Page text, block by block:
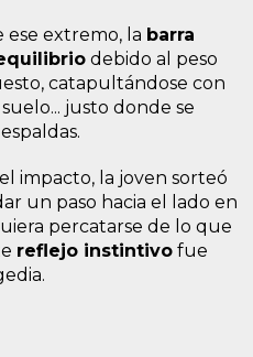
extremo, la barra
debido al peso
catapultándose con
justo donde se
impacto, la joven sorteó
un paso hacia el lado en
percatarse de lo que
reflejo instintivo fue